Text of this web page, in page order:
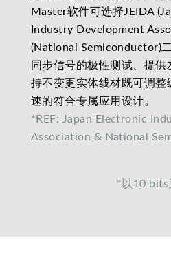
Master软件可选择JEIDA
Industry Development
(National Semiconductor)
同步信号的极性测试、提
持不变更实体线材既可调整
速的符合专属应用设计。
*REF: Japan Electronic
Association & National
*以10 bits